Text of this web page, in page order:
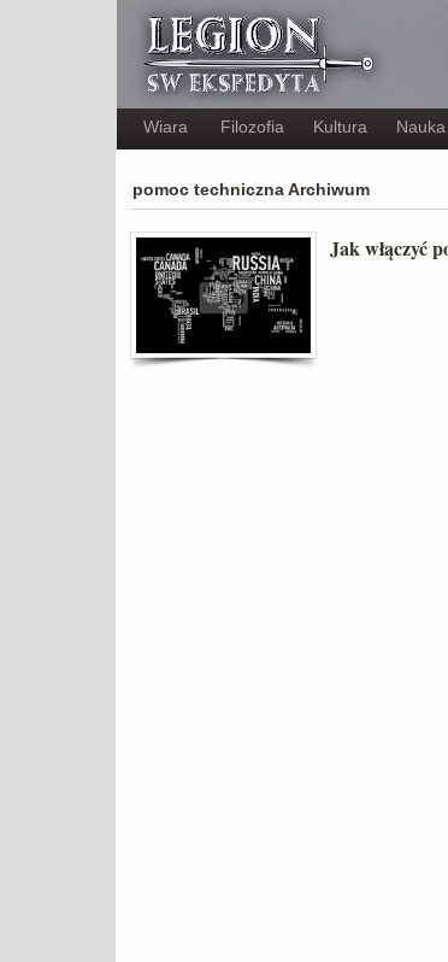
Wiara Filozofia Kultura Nauka
pomoc techniczna Archiwum
Jak włączyć